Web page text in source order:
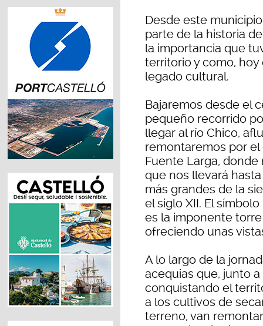
Desde este
parte de la historia
la importancia que
territorio y como,
legado cultural.
Bajaremos desde el
pequeño recorrido
llegar al río Chico,
remontaremos por
Fuente Larga, donde
que nos llevará
más grandes de la
el siglo XII. El
es la imponente
ofreciendo unas
A lo largo de la
acequias que, junto
conquistando el
a los cultivos de
terreno, van